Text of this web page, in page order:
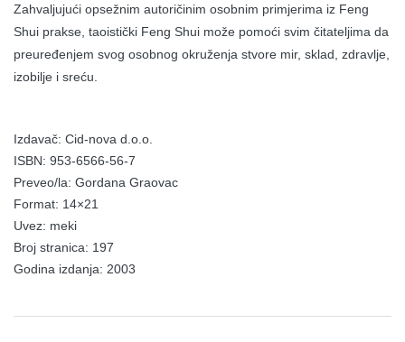
Zahvaljujući opsežnim autoričinim osobnim primjerima iz Feng
Shui prakse, taoistički Feng Shui može pomoći svim čitateljima da
preuređenjem svog osobnog okruženja stvore mir, sklad, zdravlje,
izobilje i sreću.
Izdavač: Cid-nova d.o.o.
ISBN: 953-6566-56-7
Preveo/la: Gordana Graovac
Format: 14×21
Uvez: meki
Broj stranica: 197
Godina izdanja: 2003